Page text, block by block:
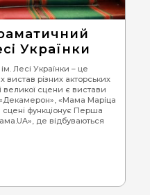
Українки
Лесі Українки – це
вистав різних акторських
великої сцени є вистави
«Мама Маріца
функціонує Перша
де відбуваються